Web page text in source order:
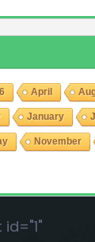
April
January
November